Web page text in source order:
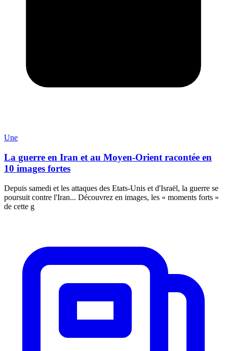
Une
La guerre en Iran et au Moyen-Orient racontée en
10 images fortes
Depuis samedi et les attaques des Etats-Unis et d'Israël, la guerre se
poursuit contre l'Iran... Découvrez en images, les « moments forts »
de cette g